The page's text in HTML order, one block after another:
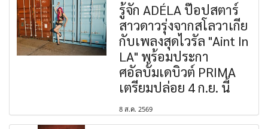
รู้จัก ADÉLA ป๊อปสตาร์
สาวดาวรุ่งจากสโลวาเกีย
กับเพลงสุดไวรัล "Aint In
LA" พร้อมประกา
ศอัลบั้มเดบิวต์ PRIMA
เตรียมปล่อย 4 ก.ย. นี้
8 ส.ค. 2569